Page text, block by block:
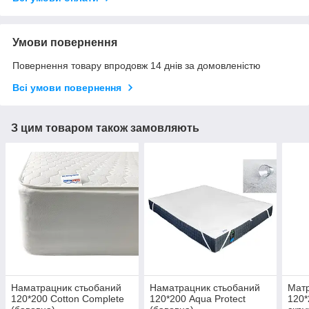
Умови повернення
Повернення товару впродовж 14 днів за домовленістю
Всі умови повернення
З цим товаром також замовляють
Наматрацник стьобаний
120*200 Cotton Complete
Наматрацник стьобаний
120*200 Aqua Protect